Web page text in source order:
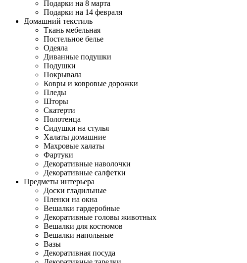
Подарки на 8 марта
Подарки на 14 февраля
Домашний текстиль
Ткань мебельная
Постельное белье
Одеяла
Диванные подушки
Подушки
Покрывала
Ковры и ковровые дорожки
Пледы
Шторы
Скатерти
Полотенца
Сидушки на стулья
Халаты домашние
Махровые халаты
Фартуки
Декоративные наволочки
Декоративные салфетки
Предметы интерьера
Доски гладильные
Пленки на окна
Вешалки гардеробные
Декоративные головы животных
Вешалки для костюмов
Вешалки напольные
Вазы
Декоративная посуда